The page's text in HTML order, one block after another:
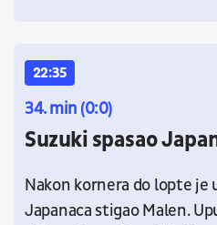
22:35
34. min (0:0)
Suzuki spasao
Nakon kornera do lopte je
Japanaca stigao Malen.